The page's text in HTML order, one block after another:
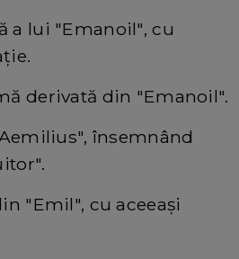
a lui "Emanoil", cu
derivată din "Emanoil".
însemnând
"Emil", cu aceeași